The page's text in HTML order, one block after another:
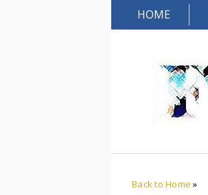
HOME
Back to Home »